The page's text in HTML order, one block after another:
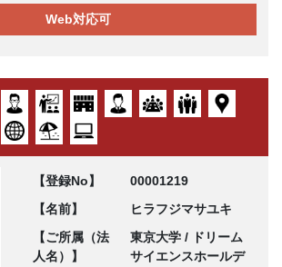
Web対応可
【登録No】
00001219
【名前】
ヒラフジマサユキ
【ご所属（法
人名）】
東京大学 / ドリーム
サイエンスホールデ